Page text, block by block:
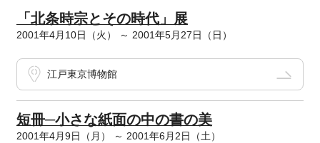
「北条時宗とその時代」展
2001年4月10日（火） ～ 2001年5月27日（日）
江戸東京博物館
短冊─小さな紙面の中の書の美
2001年4月9日（月） ～ 2001年6月2日（土）